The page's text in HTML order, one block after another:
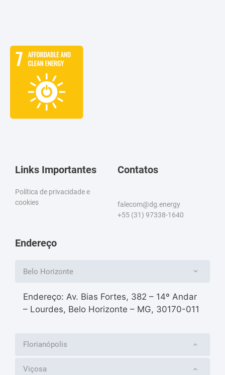
Links Importantes
Política de privacidade e
cookies
Contatos
falecom@dg.energy
+55 (31) 97338-1640
Endereço
Belo Horizonte
Endereço: Av. Bias Fortes, 382 – 14º Andar
– Lourdes, Belo Horizonte – MG, 30170-011
Florianópolis
Viçosa